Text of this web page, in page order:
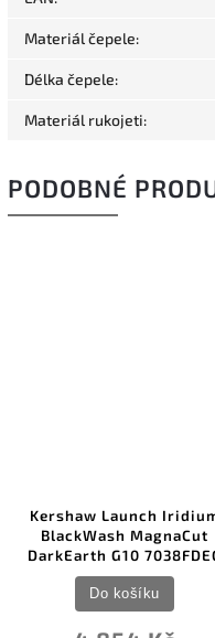
Materiál čepele:
Délka čepele:
Materiál rukojeti:
PODOBNÉ
Kershaw Launch
BlackWash MagnaCut
DarkEarth G10
Do košíku